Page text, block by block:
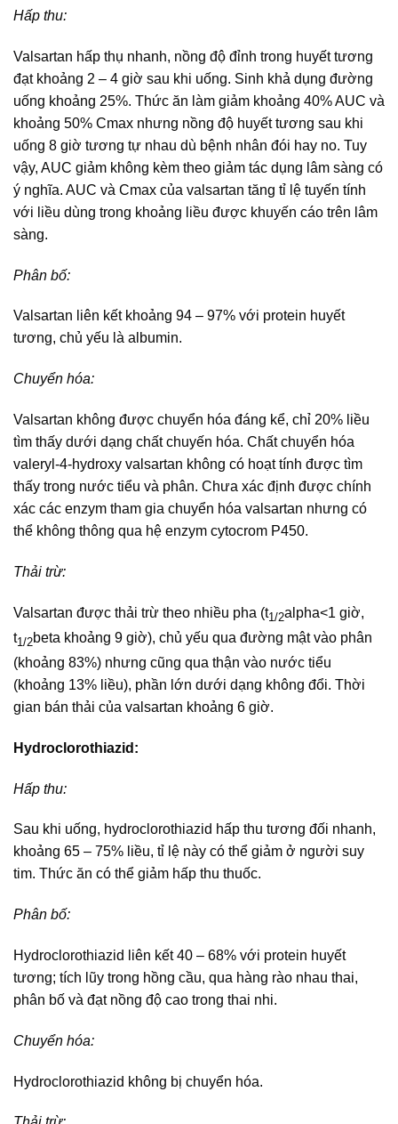
Hấp thu:
Valsartan hấp thụ nhanh, nồng độ đỉnh trong huyết tương
đạt khoảng 2 – 4 giờ sau khi uống. Sinh khả dụng đường
uống khoảng 25%. Thức ăn làm giảm khoảng 40% AUC và
khoảng 50% Cmax nhưng nồng độ huyết tương sau khi
uống 8 giờ tương tự nhau dù bệnh nhân đói hay no. Tuy
vậy, AUC giảm không kèm theo giảm tác dụng lâm sàng có
ý nghĩa. AUC và Cmax của valsartan tăng tỉ lệ tuyến tính
với liều dùng trong khoảng liều được khuyến cáo trên lâm
sàng.
Phân bố:
Valsartan liên kết khoảng 94 – 97% với protein huyết
tương, chủ yếu là albumin.
Chuyển hóa:
Valsartan không được chuyển hóa đáng kể, chỉ 20% liều
tìm thấy dưới dạng chất chuyến hóa. Chất chuyển hóa
valeryl-4-hydroxy valsartan không có hoạt tính được tìm
thấy trong nước tiểu và phân. Chưa xác định được chính
xác các enzym tham gia chuyển hóa valsartan nhưng có
thể không thông qua hệ enzym cytocrom P450.
Thải trừ:
Valsartan được thải trừ theo nhiều pha (t1/2alpha<1 giờ,
t1/2beta khoảng 9 giờ), chủ yếu qua đường mật vào phân
(khoảng 83%) nhưng cũng qua thận vào nước tiểu
(khoảng 13% liều), phần lớn dưới dạng không đổi. Thời
gian bán thải của valsartan khoảng 6 giờ.
Hydroclorothiazid:
Hấp thu:
Sau khi uống, hydroclorothiazid hấp thu tương đối nhanh,
khoảng 65 – 75% liều, tỉ lệ này có thể giảm ở người suy
tim. Thức ăn có thể giảm hấp thu thuốc.
Phân bố:
Hydroclorothiazid liên kết 40 – 68% với protein huyết
tương; tích lũy trong hồng cầu, qua hàng rào nhau thai,
phân bố và đạt nồng độ cao trong thai nhi.
Chuyển hóa:
Hydroclorothiazid không bị chuyển hóa.